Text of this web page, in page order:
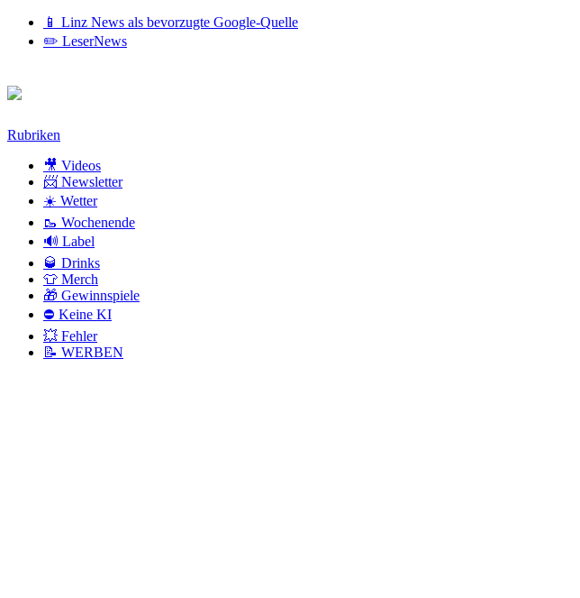
📱 Linz News als bevorzugte Google-Quelle
✏️ LeserNews
Zum
Rubriken
🎥 Videos
📨 Newsletter
☀️ Wetter
🥾 Wochenende
🔊 Label
🥃 Drinks
👕 Merch
🎁 Gewinnspiele
⛔ Keine KI
💥 Fehler
📝 WERBEN